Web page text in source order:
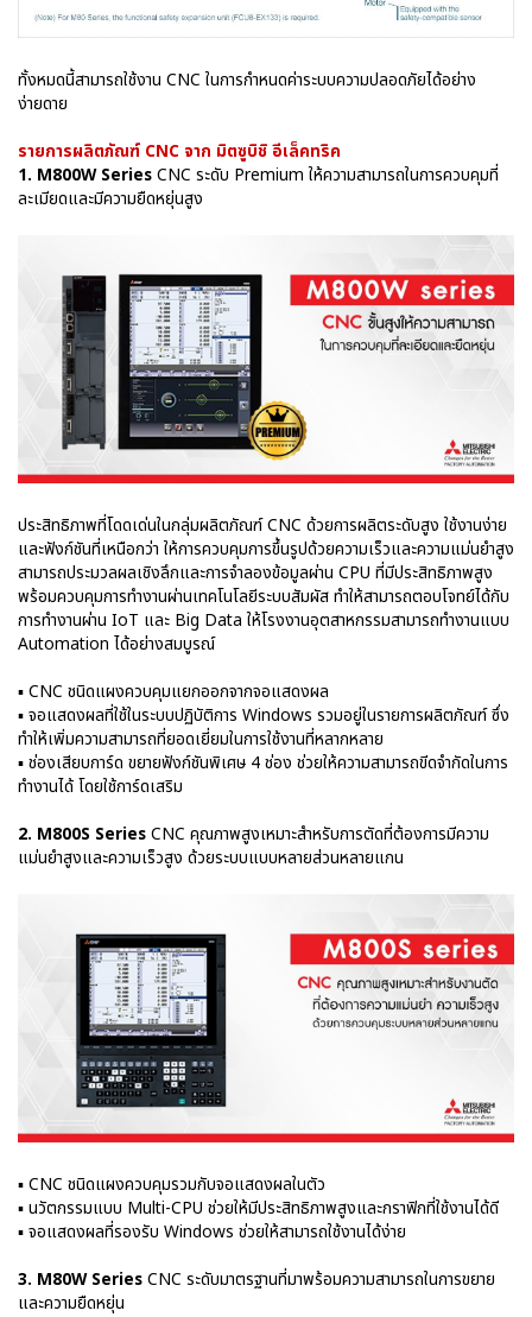
ทั้งหมดนี้สามารถใช้งาน CNC ในการกำหนดค่าระบบความปลอดภัยได้อย่าง
ง่ายดาย
รายการผลิตภัณฑ์ CNC จาก มิตซูบิชิ อีเล็คทริค
1. M800W SeriesCNC ระดับ Premium ให้ความสามารถในการควบคุมที่
ละเมียดและมีความยืดหยุ่นสูง
ประสิทธิภาพที่โดดเด่นในกลุ่มผลิตภัณฑ์ CNC ด้วยการผลิตระดับสูง ใช้งานง่าย
และฟังก์ชันที่เหนือกว่า ให้การควบคุมการขึ้นรูปด้วยความเร็วและความแม่นยำสูง
สามารถประมวลผลเชิงลึกและการจำลองข้อมูลผ่าน CPU ที่มีประสิทธิภาพสูง
พร้อมควบคุมการทำงานผ่านเทคโนโลยีระบบสัมผัส ทำให้สามารถตอบโจทย์ได้กับ
การทำงานผ่าน IoT และ Big Data ให้โรงงานอุตสาหกรรมสามารถทำงานแบบ
Automation ได้อย่างสมบูรณ์
▪ CNC ชนิดแผงควบคุมแยกออกจากจอแสดงผล
▪ จอแสดงผลที่ใช้ในระบบปฏิบัติการ Windows รวมอยู่ในรายการผลิตภัณฑ์ ซึ่ง
ทำให้เพิ่มความสามารถที่ยอดเยี่ยมในการใช้งานที่หลากหลาย
▪ ช่องเสียบการ์ด ขยายฟังก์ชันพิเศษ 4 ช่อง ช่วยให้ความสามารถขีดจำกัดในการ
ทำงานได้ โดยใช้การ์ดเสริม
2. M800S SeriesCNC คุณภาพสูงเหมาะสำหรับการตัดที่ต้องการมีความ
แม่นยำสูงและความเร็วสูง ด้วยระบบแบบหลายส่วนหลายแกน
▪ CNC ชนิดแผงควบคุมรวมกับจอแสดงผลในตัว
▪ นวัตกรรมแบบ Multi-CPU ช่วยให้มีประสิทธิภาพสูงและกราฟิกที่ใช้งานได้ดี
▪ จอแสดงผลที่รองรับ Windows ช่วยให้สามารถใช้งานได้ง่าย
3. M80W SeriesCNC ระดับมาตรฐานที่มาพร้อมความสามารถในการขยาย
และความยืดหยุ่น